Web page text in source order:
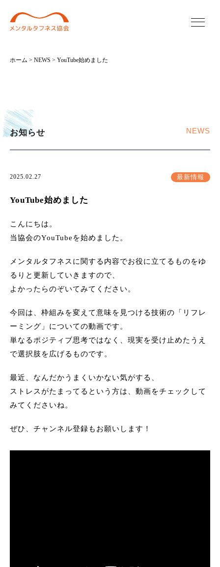
ホーム > NEWS > YouTube始めました
お知らせ NEWS
2025.02.27 最新情報
YouTube始めました
こんにちは。
当協会のYouTubeを始めました。
メンタルタフネスに関する内容でお役に立てるものをゆ
るりと更新していきますので、
よかったらのぞいてみてください。
今回は、枠組みを変えて意味を見つける技術の「リフレ
ーミング」についての動画です。
単なるポジティブ思考ではなく、現実を受け止めたうえ
で選択肢を広げるものです。
最近、なんだかうまくいかない気がする、
ストレスがたまってるという方は、動画をチェックして
みてくださいね。
ぜひ、チャンネル登録もお願いします！